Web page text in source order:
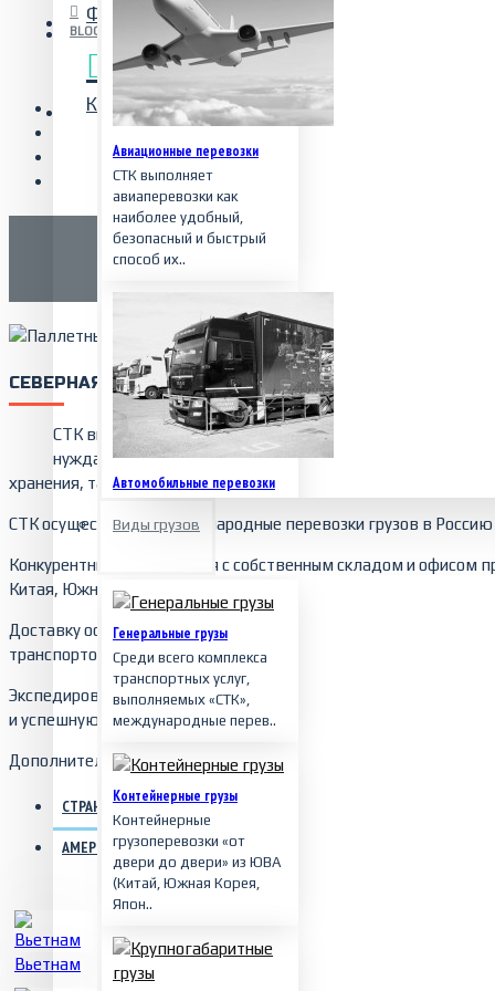
Фобос Таможенный пост
КонтактыО нас
Авиационные перевозки
СТК выполняет
авиаперевозки как
наиболее удобный,
безопасный и быстрый
способ их..
Автомобильные перевозки
перевозки грузов по-
лидирующие позиции в
транс..
Транспортная компания
"СТК" - это надежный
партнер в организации
международных ж..
Виды грузов
Генеральные грузы
Среди всего комплекса
транспортных услуг,
выполняемых «СТК»,
международные перев..
Контейнерные грузы
Контейнерные
грузоперевозки «от
двери до двери» из ЮВА
(Китай, Южная Корея,
Япон..
BLOG
СЕВЕРНАЯ ТРАНСПОРТНАЯ КОМПАНИЯ
СТК выполняет полный комплекс логистических услуг
нуждающимся в оптимальных условиях для
хранения, таможенном оформлении и оптимизации ВЭД.
СТК осуществляет международные перевозки грузов в
Конкурентные направления с собственным складом и офисом
Китая, Южной Кореи, Латвии, Германии и Италии.
Доставку осуществляем: автомобильным, авиационным,
транспортом.
Экспедирование грузов специалистом СТК, который несет
и успешную доставку товара, в оговоренные договором сроки,
Дополнительными возможными услугами являются
СТРАНЫ АЗИИ ЗАПАДНАЯ ЕВРОПА
АМЕРИКА
Вьетнам